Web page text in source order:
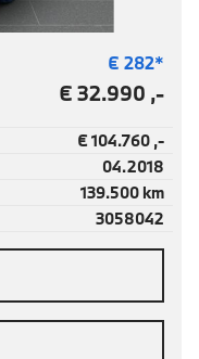
€ 282*
€ 32.990 ,-
€ 104.760 ,-
04.2018
139.500 km
3058042